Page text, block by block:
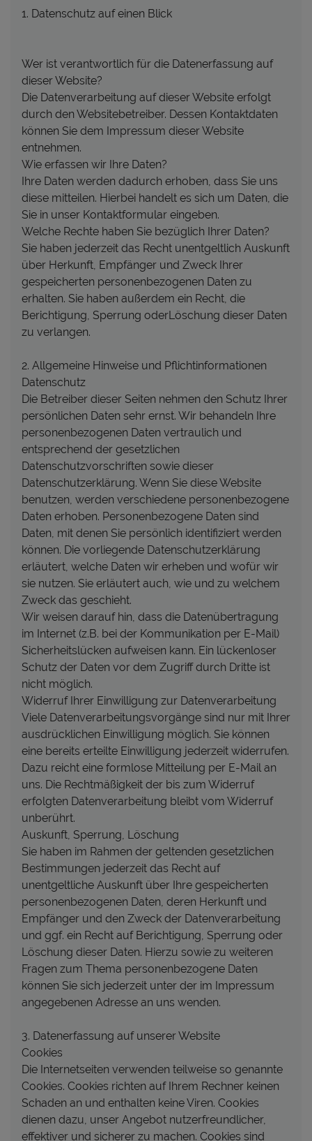
1. Datenschutz auf einen Blick
Wer ist verantwortlich für die Datenerfassung auf
dieser Website?
Die Datenverarbeitung auf dieser Website erfolgt
durch den Websitebetreiber. Dessen Kontaktdaten
können Sie dem Impressum dieser Website
entnehmen.
Wie erfassen wir Ihre Daten?
Ihre Daten werden dadurch erhoben, dass Sie uns
diese mitteilen. Hierbei handelt es sich um Daten, die
Sie in unser Kontaktformular eingeben.
Welche Rechte haben Sie bezüglich Ihrer Daten?
Sie haben jederzeit das Recht unentgeltlich Auskunft
über Herkunft, Empfänger und Zweck Ihrer
gespeicherten personenbezogenen Daten zu
erhalten. Sie haben außerdem ein Recht, die
Berichtigung, Sperrung oderLöschung dieser Daten
zu verlangen.
2. Allgemeine Hinweise und Pflichtinformationen
Datenschutz
Die Betreiber dieser Seiten nehmen den Schutz Ihrer
persönlichen Daten sehr ernst. Wir behandeln Ihre
personenbezogenen Daten vertraulich und
entsprechend der gesetzlichen
Datenschutzvorschriften sowie dieser
Datenschutzerklärung. Wenn Sie diese Website
benutzen, werden verschiedene personenbezogene
Daten erhoben. Personenbezogene Daten sind
Daten, mit denen Sie persönlich identifiziert werden
können. Die vorliegende Datenschutzerklärung
erläutert, welche Daten wir erheben und wofür wir
sie nutzen. Sie erläutert auch, wie und zu welchem
Zweck das geschieht.
Wir weisen darauf hin, dass die Datenübertragung
im Internet (z.B. bei der Kommunikation per E-Mail)
Sicherheitslücken aufweisen kann. Ein lückenloser
Schutz der Daten vor dem Zugriff durch Dritte ist
nicht möglich.
Widerruf Ihrer Einwilligung zur Datenverarbeitung
Viele Datenverarbeitungsvorgänge sind nur mit Ihrer
ausdrücklichen Einwilligung möglich. Sie können
eine bereits erteilte Einwilligung jederzeit widerrufen.
Dazu reicht eine formlose Mitteilung per E-Mail an
uns. Die Rechtmäßigkeit der bis zum Widerruf
erfolgten Datenverarbeitung bleibt vom Widerruf
unberührt.
Auskunft, Sperrung, Löschung
Sie haben im Rahmen der geltenden gesetzlichen
Bestimmungen jederzeit das Recht auf
unentgeltliche Auskunft über Ihre gespeicherten
personenbezogenen Daten, deren Herkunft und
Empfänger und den Zweck der Datenverarbeitung
und ggf. ein Recht auf Berichtigung, Sperrung oder
Löschung dieser Daten. Hierzu sowie zu weiteren
Fragen zum Thema personenbezogene Daten
können Sie sich jederzeit unter der im Impressum
angegebenen Adresse an uns wenden.
3. Datenerfassung auf unserer Website
Cookies
Die Internetseiten verwenden teilweise so genannte
Cookies. Cookies richten auf Ihrem Rechner keinen
Schaden an und enthalten keine Viren. Cookies
dienen dazu, unser Angebot nutzerfreundlicher,
effektiver und sicherer zu machen. Cookies sind